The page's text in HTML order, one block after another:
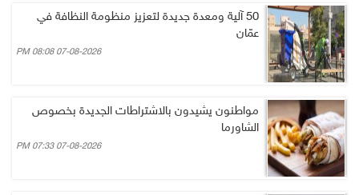
50 آلية ومعدة جديدة لتعزيز منظومة النظافة في
عمّان
07-08-2026 08:08 PM
مواطنون يشيدون بالاشتراطات الجديدة بخصوص
الشاورما
07-08-2026 07:33 PM